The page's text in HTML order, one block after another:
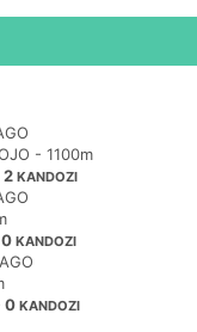
- 1100m
KANDOZI
KANDOZI
0 KANDOZI